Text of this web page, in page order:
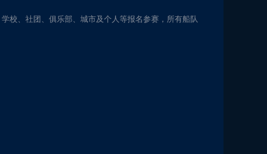
校、社团、俱乐部、城市及个人等报名参赛，所有船队